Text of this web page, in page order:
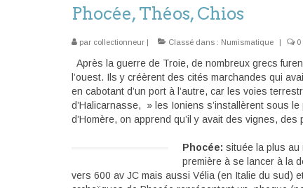
Phocée, Théos, Chios
par collectionneur | Classé dans : Numismatique | 0
Après la guerre de Troie, de nombreux grecs
l’ouest. Ils y créèrent des cités marchandes qui
en cabotant d’un port à l’autre, car les voies
d’Halicarnasse, » les Ioniens s’installèrent sous
d’Homère, on apprend qu’il y avait des vignes,
Phocée: située la plus au
première à se lancer à la
vers 600 av JC mais aussi Vélia (en Italie du sud)